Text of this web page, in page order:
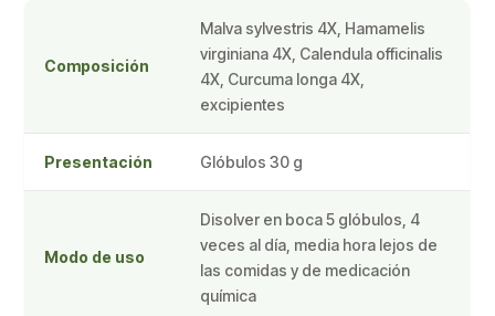
Composición
Malva sylvestris 4X, Hamamelis
virginiana 4X, Calendula officinalis
4X, Curcuma longa 4X,
excipientes
Presentación Glóbulos 30 g
Modo de uso
Disolver en boca 5 glóbulos, 4
veces al día, media hora lejos de
las comidas y de medicación
química